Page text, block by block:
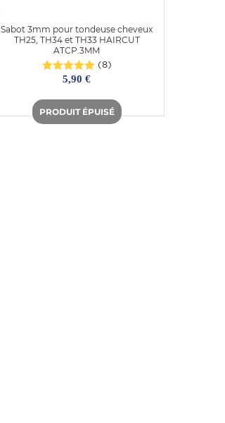
Sabot 3mm pour tondeuse cheveux
TH25, TH34 et TH33 HAIRCUT
ATCP.3MM
(8)
5,90 €